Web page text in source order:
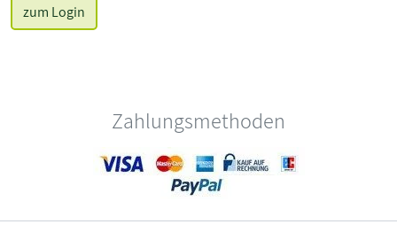
zum Login
Zahlungsmethoden